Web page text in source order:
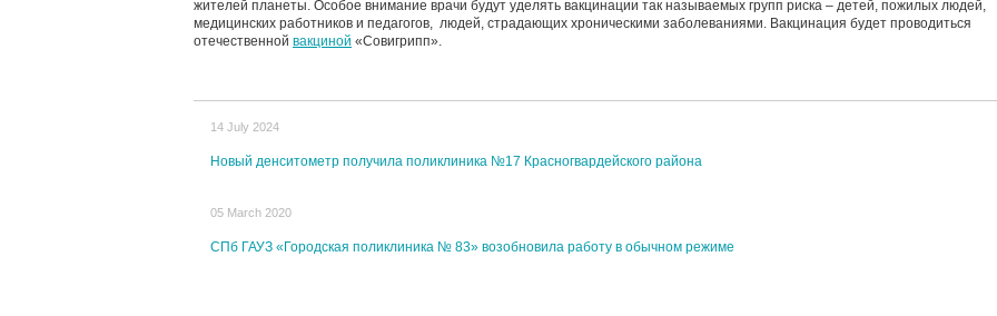
жителей планеты. Особое внимание врачи будут уделять вакцинации так называемых групп риска – детей, пожилых людей,
медицинских работников и педагогов, людей, страдающих хроническими заболеваниями. Вакцинация будет проводиться
отечественной вакциной «Совигрипп».
14 July 2024
Новый денситометр получила поликлиника №17 Красногвардейского района
05 March 2020
СПб ГАУЗ «Городская поликлиника № 83» возобновила работу в обычном режиме